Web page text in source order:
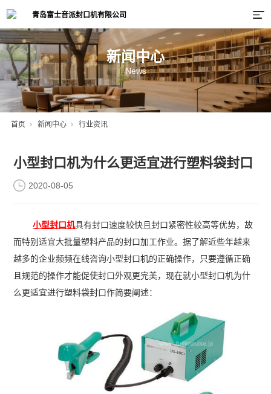
新闻中心
News
首页 新闻中心 行业资讯
小型封口机为什么更适宜进行塑料袋封口
2020-08-05
小型封口机具有封口速度较快且封口紧密性较高等优势，故
而特别适宜大批量塑料产品的封口加工作业。据了解近些年越来
越多的企业频频在线咨询小型封口机的正确操作，只要遵循正确
且规范的操作才能促使封口外观更完美，现在就小型封口机为什
么更适宜进行塑料袋封口作简要阐述：